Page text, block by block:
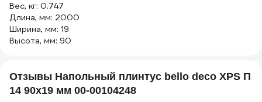
Вес, кг: 0.747
Длина, мм: 2000
Ширина, мм: 19
Высота, мм: 90
Отзывы Напольный плинтус bello deco XPS П
14 90x19 мм 00-00104248